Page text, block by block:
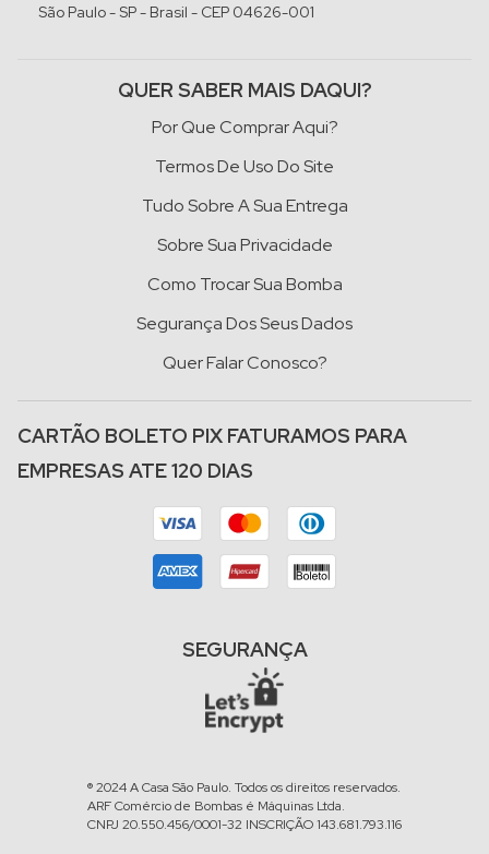
São Paulo - SP - Brasil - CEP 04626-001
QUER SABER MAIS DAQUI?
Por Que Comprar Aqui?
Termos De Uso Do Site
Tudo Sobre A Sua Entrega
Sobre Sua Privacidade
Como Trocar Sua Bomba
Segurança Dos Seus Dados
Quer Falar Conosco?
CARTÃO BOLETO PIX FATURAMOS PARA
EMPRESAS ATE 120 DIAS
SEGURANÇA
® 2024 A Casa São Paulo. Todos os direitos reservados.
ARF Comércio de Bombas é Máquinas Ltda.
CNPJ 20.550.456/0001-32 INSCRIÇÃO 143.681.793.116